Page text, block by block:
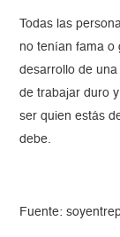
Todas las
no tenían fama o
desarrollo de
de trabajar duro
ser quien estás
debe.
Fuente: